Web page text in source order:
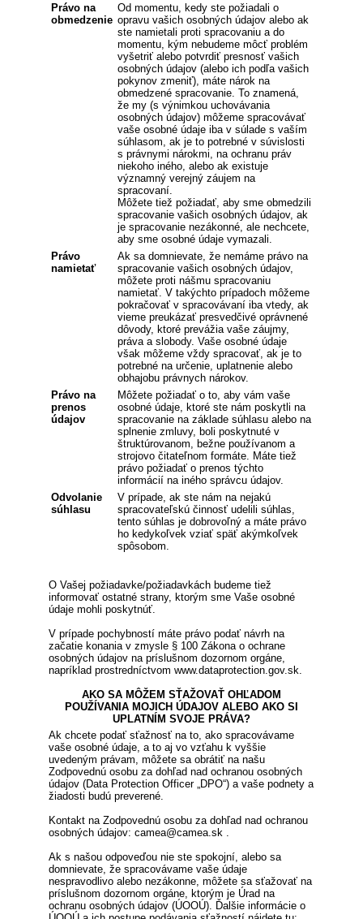
Právo na
obmedzenie
Od momentu, kedy ste požiadali o
opravu vašich osobných údajov alebo ak
ste namietali proti spracovaniu a do
momentu, kým nebudeme môcť problém
vyšetriť alebo potvrdiť presnosť vašich
osobných údajov (alebo ich podľa vašich
pokynov zmeniť), máte nárok na
obmedzené spracovanie. To znamená,
že my (s výnimkou uchovávania
osobných údajov) môžeme spracovávať
vaše osobné údaje iba v súlade s vaším
súhlasom, ak je to potrebné v súvislosti
s právnymi nárokmi, na ochranu práv
niekoho iného, alebo ak existuje
významný verejný záujem na
spracovaní.
Môžete tiež požiadať, aby sme obmedzili
spracovanie vašich osobných údajov, ak
je spracovanie nezákonné, ale nechcete,
aby sme osobné údaje vymazali.
Právo
namietať
Ak sa domnievate, že nemáme právo na
spracovanie vašich osobných údajov,
môžete proti nášmu spracovaniu
namietať. V takýchto prípadoch môžeme
pokračovať v spracovávaní iba vtedy, ak
vieme preukázať presvedčivé oprávnené
dôvody, ktoré prevážia vaše záujmy,
práva a slobody. Vaše osobné údaje
však môžeme vždy spracovať, ak je to
potrebné na určenie, uplatnenie alebo
obhajobu právnych nárokov.
Právo na
prenos
údajov
Môžete požiadať o to, aby vám vaše
osobné údaje, ktoré ste nám poskytli na
spracovanie na základe súhlasu alebo na
splnenie zmluvy, boli poskytnuté v
štruktúrovanom, bežne používanom a
strojovo čitateľnom formáte. Máte tiež
právo požiadať o prenos týchto
informácií na iného správcu údajov.
Odvolanie
súhlasu
V prípade, ak ste nám na nejakú
spracovateľskú činnosť udelili súhlas,
tento súhlas je dobrovoľný a máte právo
ho kedykoľvek vziať späť akýmkoľvek
spôsobom.
O Vašej požiadavke/požiadavkách budeme tiež
informovať ostatné strany, ktorým sme Vaše osobné
údaje mohli poskytnúť.
V prípade pochybností máte právo podať návrh na
začatie konania v zmysle § 100 Zákona o ochrane
osobných údajov na príslušnom dozornom orgáne,
napríklad prostredníctvom www.dataprotection.gov.sk.
AKO SA MÔŽEM SŤAŽOVAŤ OHĽADOM
POUŽÍVANIA MOJICH ÚDAJOV ALEBO AKO SI
UPLATNÍM SVOJE PRÁVA?
Ak chcete podať sťažnosť na to, ako spracovávame
vaše osobné údaje, a to aj vo vzťahu k vyššie
uvedeným právam, môžete sa obrátiť na našu
Zodpovednú osobu za dohľad nad ochranou osobných
údajov (Data Protection Officer „DPO“) a vaše podnety a
žiadosti budú preverené.
Kontakt na Zodpovednú osobu za dohľad nad ochranou
osobných údajov: camea@camea.sk .
Ak s našou odpoveďou nie ste spokojní, alebo sa
domnievate, že spracovávame vaše údaje
nespravodlivo alebo nezákonne, môžete sa sťažovať na
príslušnom dozornom orgáne, ktorým je Úrad na
ochranu osobných údajov (ÚOOÚ). Ďalšie informácie o